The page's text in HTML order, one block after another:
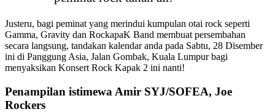
Justeru, bagi peminat yang merindui kumpulan otai rock seperti
Gamma, Gravity dan RockapaK Band membuat persembahan
secara langsung, tandakan kalendar anda pada Sabtu, 28 Disember
ini di Panggung Asia, Jalan Gombak, Kuala Lumpur bagi
menyaksikan Konsert Rock Kapak 2 ini nanti!
Penampilan istimewa Amir SYJ/SOFEA, Joe
Rockers